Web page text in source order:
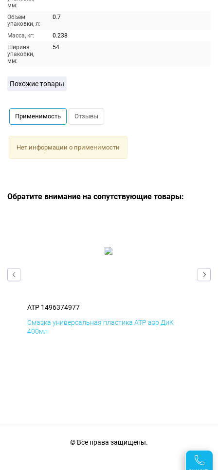
мм:
Объем
упаковки, л:
0.7
Масса, кг:
0.238
Ширина
упаковки,
мм:
54
Похожие товары
Применимость Отзывы
Нет информации о применимости
Обратите внимание на сопутствующие товары:
ATP 1496374977
Смазка универсальная пластика ATP аэр ДиК
400мл
© Все права защищены.